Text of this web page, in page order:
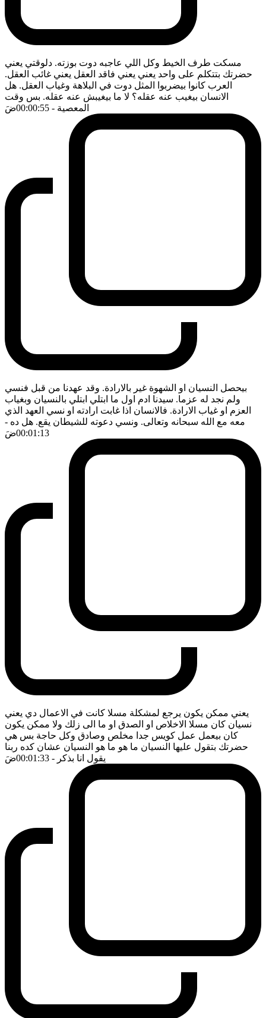
مسكت طرف الخيط وكل اللي عاجبه دوت بوزته. دلوقتي يعني
حضرتك بتتكلم على واحد يعني يعني فاقد العقل يعني غائب العقل.
العرب كانوا بيضربوا المثل دوت في البلاهة وغياب العقل. هل
الانسان بيغيب عنه عقله؟ لا ما بيغيبش عنه عقله. بس وقت
المعصية - 00:00:55 ضَ
بيحصل النسيان او الشهوة غير بالارادة. وقد عهدنا من قبل فنسي
ولم نجد له عزما. سيدنا ادم اول ما ابتلي ابتلي بالنسيان وبغياب
العزم او غياب الارادة. فالانسان اذا غابت ارادته او نسي العهد الذي
معه مع الله سبحانه وتعالى. ونسي دعوته للشيطان يقع. هل ده -
00:01:13ضَ
يعني ممكن يكون يرجع لمشكلة مسلا كانت في الاعمال دي يعني
نسيان كان مسلا الاخلاص او الصدق او ما الى زلك ولا ممكن يكون
كان بيعمل عمل كويس جدا مخلص وصادق وكل حاجة بس هي
حضرتك بتقول عليها النسيان ما هو ما هو النسيان عشان كده ربنا
يقول انا بذكر - 00:01:33 ضَ